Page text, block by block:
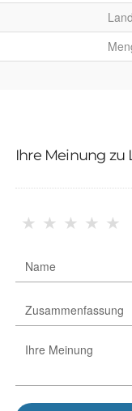
Land
Ihre Meinung zu
★ ★ ★ ★ ★